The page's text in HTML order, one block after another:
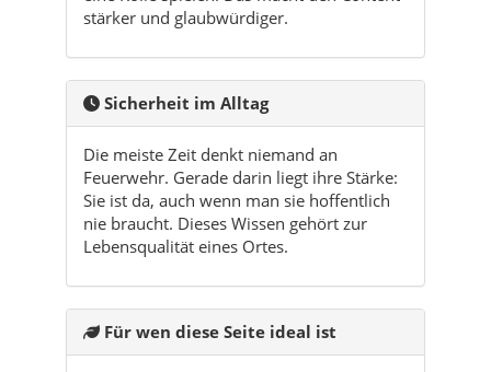
Feuerwehr. Gerade darin liegt ihre Stärke:
Sie ist da, auch wenn man sie hoffentlich
nie braucht. Dieses Wissen gehört zur
Lebensqualität eines Ortes.
Für wen diese Seite ideal ist
Hausbesitzer, Vermieter, Naturfreunde,
Ausflügler und alle, die Çamlık als
vollständigen und gut erklärten Ort
erleben möchten.